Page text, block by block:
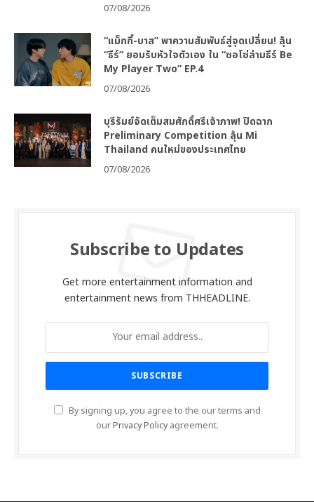
07/08/2026
“แม็กกี้-บาส” พาความสัมพันธ์สู่จุดเปลี่ยน! ลุ้น
“ธีร์” ยอมรับหัวใจตัวเอง ใน “ซอโซ่ล่ามธีร์ Be
My Player Two” EP.4
07/08/2026
บุรีรัมย์จัดเต็มสมศักดิ์ศรีเจ้าภาพ! ปิดฉาก
Preliminary Competition ลุ้น Mi
Thailand คนใหม่ของประเทศไทย
07/08/2026
Subscribe to Updates
Get more entertainment information and
entertainment news from THHEADLINE.
By signing up, you agree to the our terms and
ourPrivacy Policyagreement.